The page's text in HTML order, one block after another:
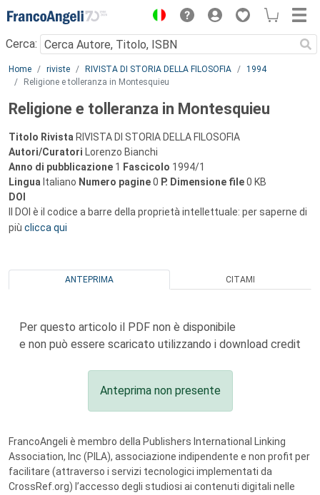
Menu
Cerca:
Main content
Home riviste RIVISTA DI STORIA DELLA FILOSOFIA
1994
Religione e tolleranza in Montesquieu
Religione e tolleranza in Montesquieu
Titolo Rivista RIVISTA DI STORIA DELLA FILOSOFIA
Autori/Curatori Lorenzo Bianchi
Anno di pubblicazione 1 Fascicolo 1994/1
Lingua Italiano Numero pagine0 P. Dimensione file0 KB
DOI
Il DOI è il codice a barre della proprietà intellettuale: per saperne di
più clicca qui
ANTEPRIMA CITAMI
Per questo articolo il PDF non è disponibile
e non può essere scaricato utilizzando i download credit
Anteprima non presente
FrancoAngeli è membro della Publishers International Linking
Association, Inc (PILA), associazione indipendente e non profit per
facilitare (attraverso i servizi tecnologici implementati da
CrossRef.org) l’accesso degli studiosi ai contenuti digitali nelle